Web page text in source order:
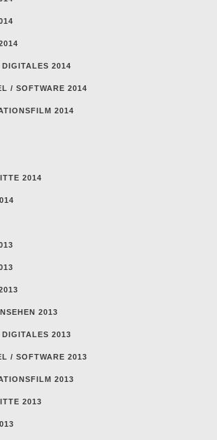
DIGITALES 2014
/ SOFTWARE 2014
2014
2014
2013
DIGITALES 2013
/ SOFTWARE 2013
2013
2013